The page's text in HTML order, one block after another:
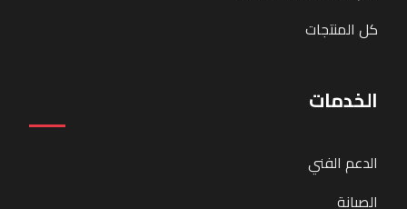
كل المنتجات
الخدمات
الدعم الفني
الصيانة